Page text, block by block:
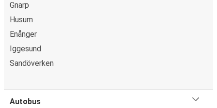
Gnarp
Husum
Enånger
Iggesund
Sandöverken
Autobus